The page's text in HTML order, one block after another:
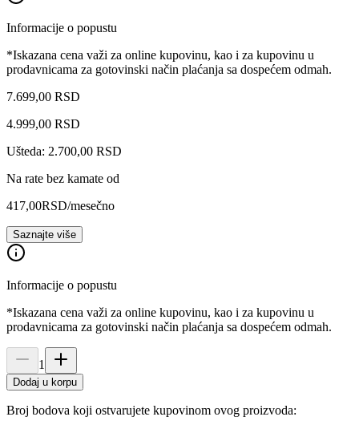
Informacije o popustu
*Iskazana cena važi za online kupovinu, kao i za kupovinu u
prodavnicama za gotovinski način plaćanja sa dospećem odmah.
7.699,00 RSD
4.999,00 RSD
Ušteda: 2.700,00 RSD
Na rate bez kamate od
417,00RSD/mesečno
Saznajte više
Informacije o popustu
*Iskazana cena važi za online kupovinu, kao i za kupovinu u
prodavnicama za gotovinski način plaćanja sa dospećem odmah.
1
Dodaj u korpu
Broj bodova koji ostvarujete kupovinom ovog proizvoda: